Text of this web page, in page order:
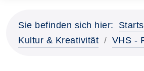
Sie befinden sich hier:
Kultur & Kreativität
VHS -